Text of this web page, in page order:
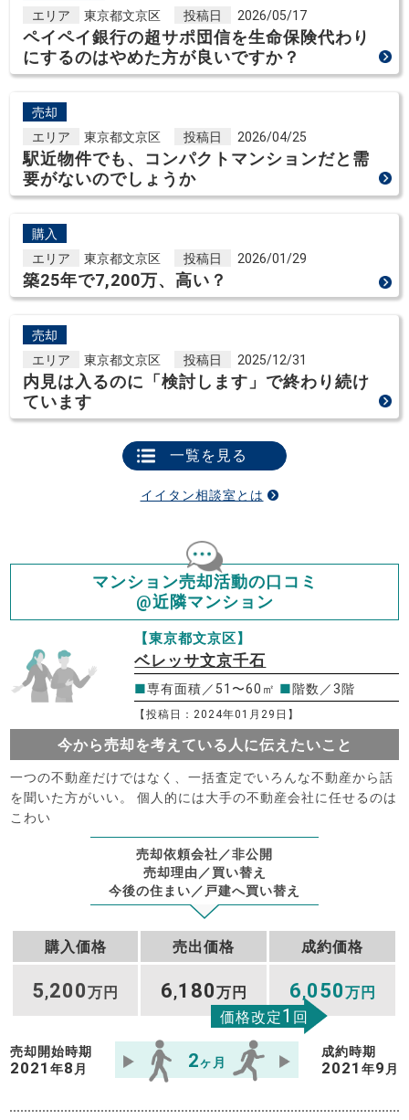
エリア
東京都文京区 投稿日 2026/05/17
ペイペイ銀行の超サポ団信を生命保険代わり
にするのはやめた方が良いですか？
売却
エリア
東京都文京区 投稿日 2026/04/25
駅近物件でも、コンパクトマンションだと需
要がないのでしょうか
購入
エリア
東京都文京区 投稿日 2026/01/29
築25年で7,200万、高い？
売却
エリア
東京都文京区 投稿日 2025/12/31
内見は入るのに「検討します」で終わり続け
ています
一覧を見る
イイタン相談室とは
マンション売却活動の口コミ
@近隣マンション
【東京都文京区】
ベレッサ文京千石
■専有面積／51〜60㎡ ■階数／3階
【投稿日：2024年01月29日】
今から売却を考えている人に伝えたいこと
一つの不動産だけではなく、一括査定でいろんな不動産から話
を聞いた方がいい。 個人的には大手の不動産会社に任せるのは
こわい
売却依頼会社／非公開
売却理由／買い替え
今後の住まい／戸建へ買い替え
購入価格 売出価格 成約価格
5,200万円 6,180万円 6,050万円
価格改定1 回
売却開始時期
2021年8 月 2ヶ月
成約時期
2021 年9 月